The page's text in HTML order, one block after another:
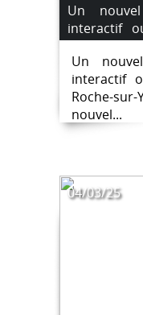
Un
interactif
Un
interactif
Roche-
nouvel...
04/03/25